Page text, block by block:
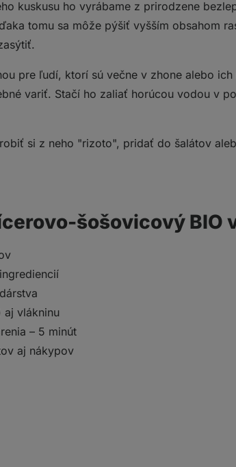
kuskusu ho vyrábame z prirodzene
tomu sa môže pýšiť vyšším obsahom
pre ľudí, ktorí sú večne v zhone alebo
variť. Stačí ho zaliať horúcou vodou v
si z neho "rizoto", pridať do šalátov
šošovicový BIO
aj vlákninu
– 5 minút
aj nákypov